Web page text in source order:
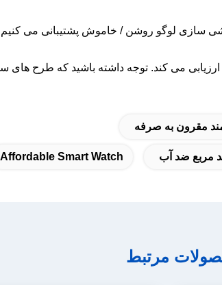
سازی لوگو روشن / خاموش پشتیبانی می
می کند. توجه داشته باشید که طرح
مقرون به صرفه
Affordable Smart Watch
مرتبط